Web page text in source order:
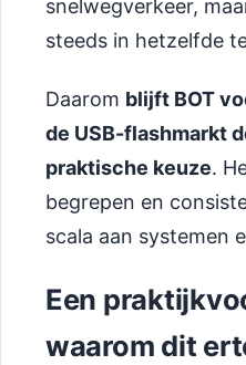
snelwegverkeer,
steeds in hetzelfde
Daarom blijft BOT
de USB-flashmarkt
praktische keuze.
begrepen en
scala aan systemen
Een
waarom dit